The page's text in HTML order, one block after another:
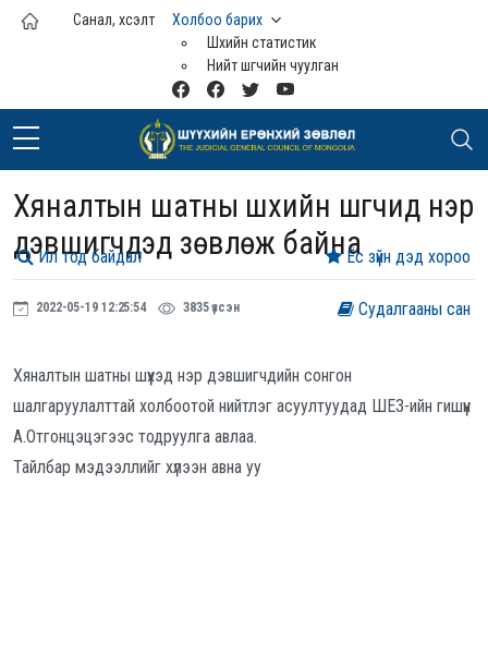
Үндсэн агуулга руу шилжих
Санал, хүсэлт
Холбоо барих
Шүүхийн статистик
Нийт шүүгчийн чуулган
Хяналтын шатны шүүхийн шүүгчид нэр
дэвшигчдэд зөвлөж байна
2022-05-19 12:25:54 3835 үзсэн
Хяналтын шатны шүүхэд нэр дэвшигчдийн сонгон
шалгаруулалттай холбоотой нийтлэг асуултуудад ШЕЗ-ийн гишүүн
А.Отгонцэцэгээс тодруулга авлаа.
Тайлбар мэдээллийг хүлээн авна уу
Судалгааны сан
Ёс зүйн дэд хороо
Ил тод байдал